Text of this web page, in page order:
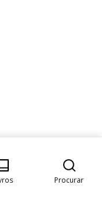
Procurar